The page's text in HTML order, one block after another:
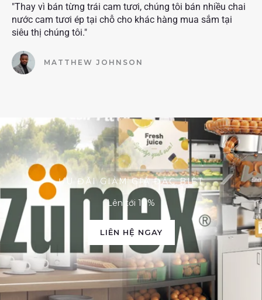
"Thay vì bán từng trái cam tươi, chúng tôi bán nhiều chai
nước cam tươi ép tại chỗ cho khác hàng mua sắm tại
siêu thị chúng tôi."
MATTHEW JOHNSON
ƯU ĐÃI GIẢM GIÁ ĐẶC BIỆT
Lên tới 10%
LIÊN HỆ NGAY